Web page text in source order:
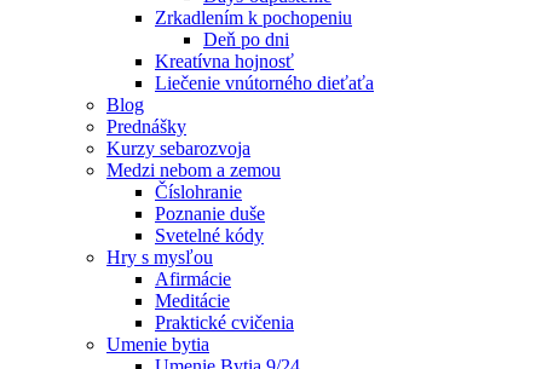
Zrkadlením k pochopeniu
Deň po dni
Kreatívna hojnosť
Liečenie vnútorného dieťaťa
Blog
Prednášky
Kurzy sebarozvoja
Medzi nebom a zemou
Číslohranie
Poznanie duše
Svetelné kódy
Hry s mysľou
Afirmácie
Meditácie
Praktické cvičenia
Umenie bytia